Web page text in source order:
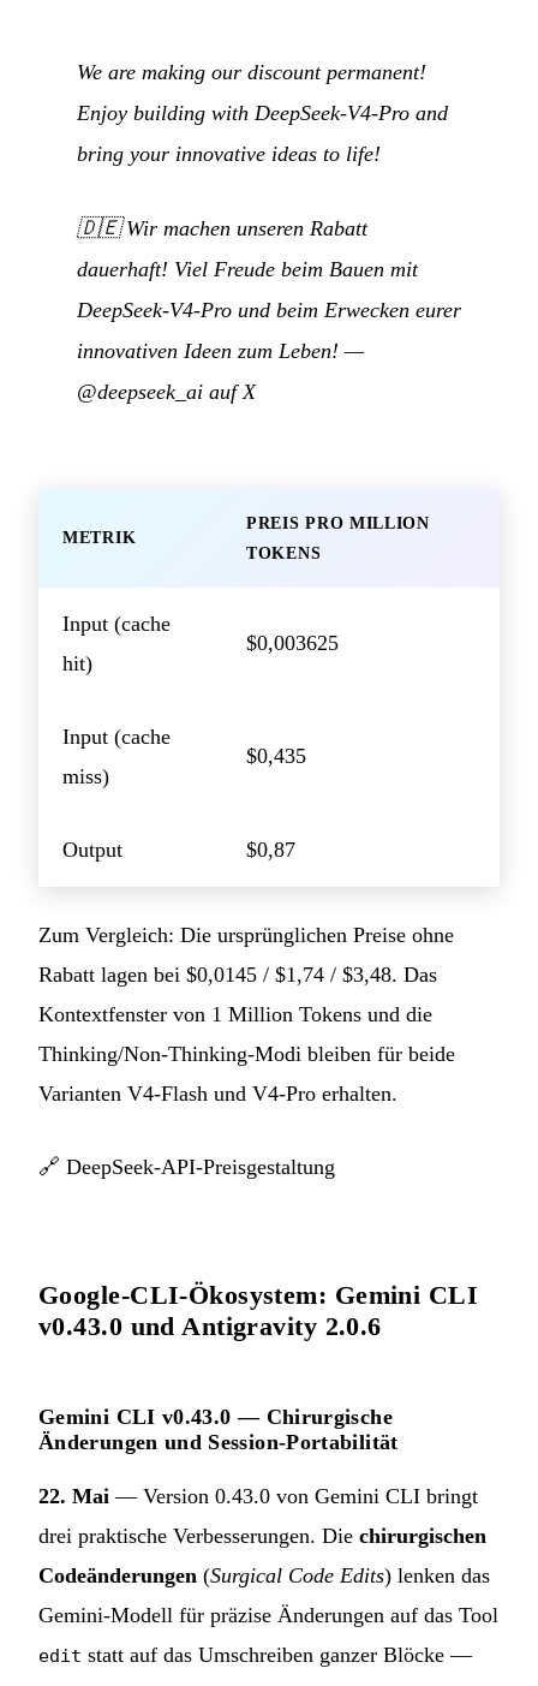
We are making our discount permanent!
Enjoy building with DeepSeek-V4-Pro and
bring your innovative ideas to life!
🇩🇪Wir machen unseren Rabatt
dauerhaft! Viel Freude beim Bauen mit
DeepSeek-V4-Pro und beim Erwecken eurer
innovativen Ideen zum Leben! —
@deepseek_ai auf X
METRIK
PREIS PRO MILLION
TOKENS
Input (cache
hit)
$0,003625
Input (cache
miss)
$0,435
Output $0,87
Zum Vergleich: Die ursprünglichen Preise ohne
Rabatt lagen bei $0,0145 / $1,74 / $3,48. Das
Kontextfenster von 1 Million Tokens und die
Thinking/Non-Thinking-Modi bleiben für beide
Varianten V4-Flash und V4-Pro erhalten.
🔗 DeepSeek-API-Preisgestaltung
Google-CLI-Ökosystem: Gemini CLI
v0.43.0 und Antigravity 2.0.6
Gemini CLI v0.43.0 — Chirurgische
Änderungen und Session-Portabilität
22. Mai — Version 0.43.0 von Gemini CLI bringt
drei praktische Verbesserungen. Die chirurgischen
Codeänderungen (Surgical Code Edits) lenken das
Gemini-Modell für präzise Änderungen auf das Tool
edit statt auf das Umschreiben ganzer Blöcke —